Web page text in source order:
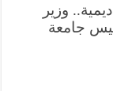
وزير